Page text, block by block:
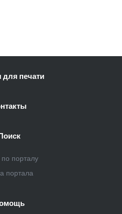
для печати
порталу
портала